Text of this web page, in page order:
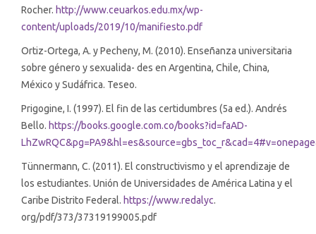
Rocher. http://www.ceuarkos.edu.mx/wp-
content/uploads/2019/10/manifiesto.pdf
Ortiz-Ortega, A. y Pecheny, M. (2010). Enseñanza universitaria
sobre género y sexualida- des en Argentina, Chile, China,
México y Sudáfrica. Teseo.
Prigogine, I. (1997). El fin de las certidumbres (5a ed.). Andrés
Bello. https://books.google.com.co/books?id=faAD-
Tünnermann, C. (2011). El constructivismo y el aprendizaje de
los estudiantes. Unión de Universidades de América Latina y el
Caribe Distrito Federal. https://www.redalyc.
org/pdf/373/37319199005.pdf